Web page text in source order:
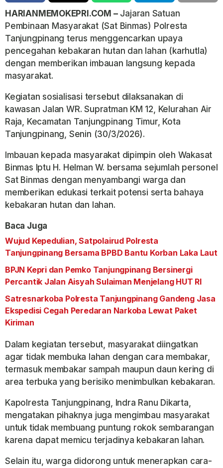
HARIANMEMOKEPRI.COM –Jajaran Satuan
Pembinaan Masyarakat (Sat Binmas) Polresta
Tanjungpinang terus menggencarkan upaya
pencegahan kebakaran hutan dan lahan (karhutla)
dengan memberikan imbauan langsung kepada
masyarakat.
Kegiatan sosialisasi tersebut dilaksanakan di
kawasan Jalan WR. Supratman KM 12, Kelurahan Air
Raja, Kecamatan Tanjungpinang Timur, Kota
Tanjungpinang, Senin (30/3/2026).
Imbauan kepada masyarakat dipimpin oleh Wakasat
Binmas Iptu H. Helman W. bersama sejumlah personel
Sat Binmas dengan menyambangi warga dan
memberikan edukasi terkait potensi serta bahaya
kebakaran hutan dan lahan.
Baca Juga
Wujud Kepedulian, Satpolairud Polresta
Tanjungpinang Bersama BPBD Bantu Korban Laka Laut
BPJN Kepri dan Pemko Tanjungpinang Bersinergi
Percantik Jalan Aisyah Sulaiman Menjelang HUT RI
Satresnarkoba Polresta Tanjungpinang Gandeng Jasa
Ekspedisi Cegah Peredaran Narkoba Lewat Paket
Kiriman
Dalam kegiatan tersebut, masyarakat diingatkan
agar tidak membuka lahan dengan cara membakar,
termasuk membakar sampah maupun daun kering di
area terbuka yang berisiko menimbulkan kebakaran.
Kapolresta Tanjungpinang, Indra Ranu Dikarta,
mengatakan pihaknya juga mengimbau masyarakat
untuk tidak membuang puntung rokok sembarangan
karena dapat memicu terjadinya kebakaran lahan.
Selain itu, warga didorong untuk menerapkan cara-